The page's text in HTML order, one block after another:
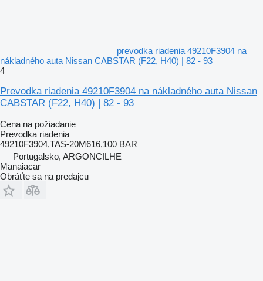
prevodka riadenia 49210F3904 na
nákladného auta Nissan CABSTAR (F22, H40) | 82 - 93
4
Prevodka riadenia 49210F3904 na nákladného auta Nissan
CABSTAR (F22, H40) | 82 - 93
Cena na požiadanie
Prevodka riadenia
49210F3904,TAS-20M616,100 BAR
Portugalsko, ARGONCILHE
Manaiacar
Obráťte sa na predajcu